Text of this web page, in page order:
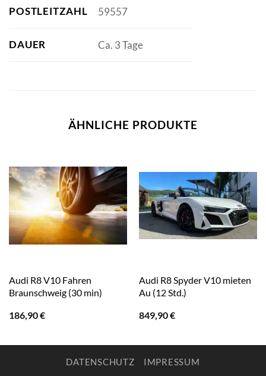
POSTLEITZAHL 59557
DAUER Ca. 3 Tage
ÄHNLICHE PRODUKTE
Audi R8 V10 Fahren
Braunschweig (30 min)
186,90€
Audi R8 Spyder V10 mieten
Au (12 Std.)
849,90€
DATENSCHUTZ IMPRESSUM